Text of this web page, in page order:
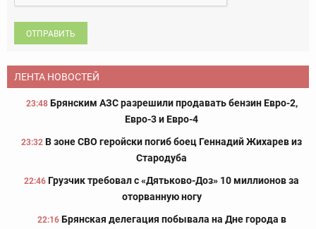
ОТПРАВИТЬ
ЛЕНТА НОВОСТЕЙ
23:48 Брянским АЗС разрешили продавать бензин Евро-2,
Евро-3 и Евро-4
23:32 В зоне СВО геройски погиб боец Геннадий Жихарев из
Стародуба
22:46 Грузчик требовал с «Дятьково-Доз» 10 миллионов за
оторванную ногу
22:16 Брянская делегация побывала на Дне города в